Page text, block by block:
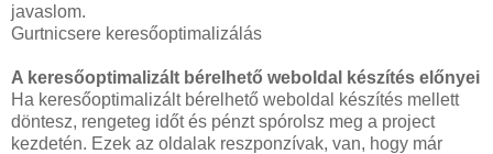
javaslom.
Gurtnicsere keresőoptimalizálás
A keresőoptimalizált bérelhető weboldal készítés előnyei
Ha keresőoptimalizált bérelhető weboldal készítés mellett
döntesz, rengeteg időt és pénzt spórolsz meg a project
kezdetén. Ezek az oldalak reszponzívak, van, hogy már